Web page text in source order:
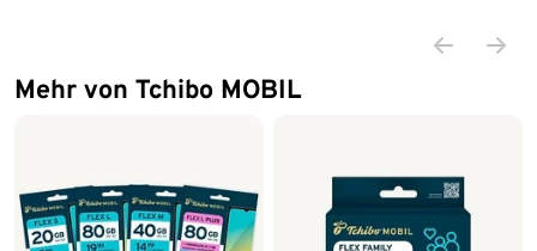
Mehr von Tchibo MOBIL